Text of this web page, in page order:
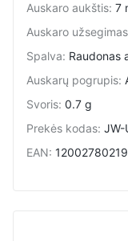
Auskaro aukštis: 7
Auskaro užsegimas
Spalva: Raudonas
Auskarų pogrupis:
Svoris: 0.7 g
Prekės kodas: JW-
EAN: